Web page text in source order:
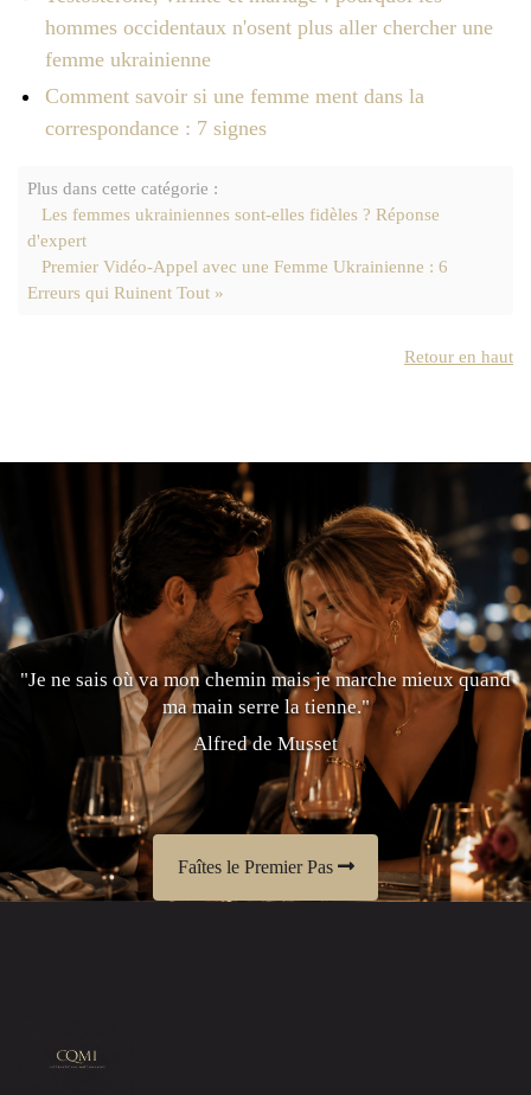
hommes occidentaux n'osent plus aller chercher une
femme ukrainienne
Comment savoir si une femme ment dans la
correspondance : 7 signes
Plus dans cette catégorie :
Les femmes ukrainiennes sont-elles fidèles ? Réponse
d'expert
Premier Vidéo-Appel avec une Femme Ukrainienne : 6
Erreurs qui Ruinent Tout »
Retour en haut
"Je ne sais où va mon chemin mais je marche mieux quand
ma main serre la tienne."
Alfred de Musset
Faîtes le Premier Pas